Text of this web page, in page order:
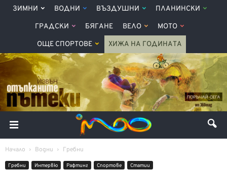
ЗИМНИ ВОДНИ ВЪЗДУШНИ ПЛАНИНСКИ
ГРАДСКИ БЯГАНЕ ВЕЛО МОТО
ОЩЕ СПОРТОВЕ ХИЖА НА ГОДИНАТА
Начало Водни Гребни
Гребни Интервю Рафтинг Спортове Статии